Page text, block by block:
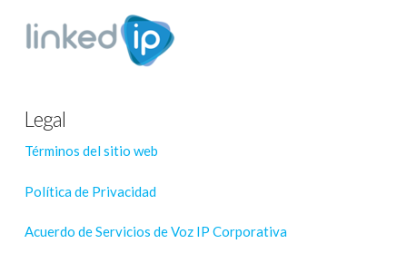
Legal
Términos del sitio web
Política de Privacidad
Acuerdo de Servicios de Voz IP Corporativa